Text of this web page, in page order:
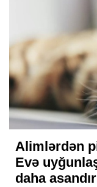
Alimlərdən
Evə
daha asandır